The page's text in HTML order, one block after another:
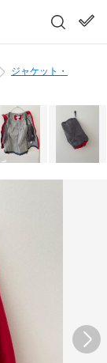
ジャケット・